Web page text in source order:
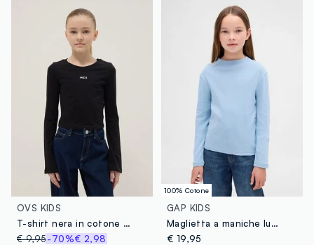
OVS KIDS
T-shirt nera in cotone elasticizzato da ragazza con scritta slim fit
€ 9,95-70%€ 2,98
100% Cotone
GAP KIDS
Maglietta a maniche lunghe
€ 19,95